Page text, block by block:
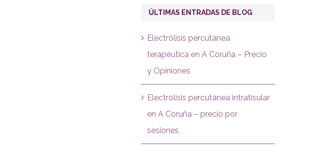
ÚLTIMAS ENTRADAS DE BLOG
Electrólisis percutánea
terapéutica en A Coruña – Precio
y Opiniones
Electrólisis percutánea intratisular
en A Coruña – precio por
sesiones